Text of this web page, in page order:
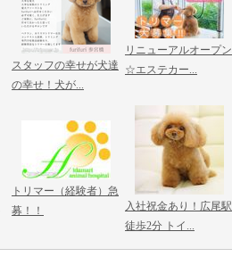
スタッフの幸せが犬達
の幸せ！犬が...
リニューアルオープン
☆エステカー...
トリマー（経験者）急
募！！
入社祝金あり！広尾駅
徒歩2分 トイ...